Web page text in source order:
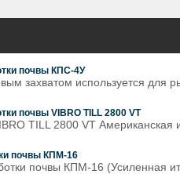
почвы КПС-4У
захватом используется для
почвы VIBRO TILL 2800 VT
TILL 2800 VT Американская
почвы КПМ-16
почвы КПМ-16 (Усиленная